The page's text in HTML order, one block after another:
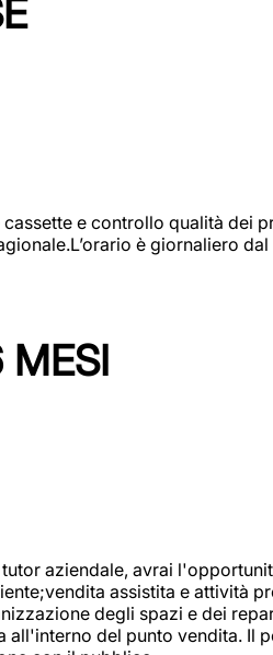
e controllo qualità dei
è giornaliero
MESI
aziendale, avrai
assistita e attività
degli spazi e dei
del punto vendita. Il